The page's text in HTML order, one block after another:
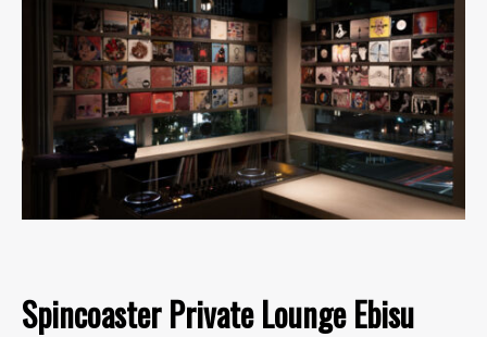
Spincoaster Private Lounge Ebisu